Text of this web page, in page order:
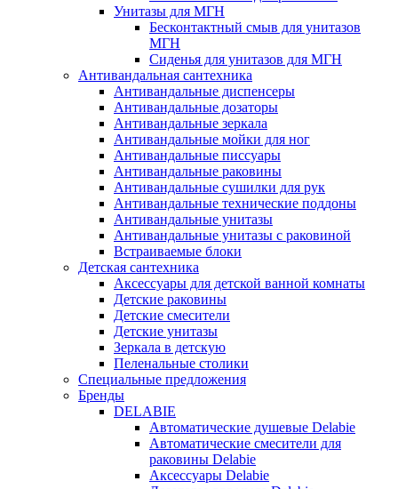
Унитазы для МГН
Бесконтактный смыв для унитазов
МГН
Сиденья для унитазов для МГН
Антивандальная сантехника
Антивандальные диспенсеры
Антивандальные дозаторы
Антивандальные зеркала
Антивандальные мойки для ног
Антивандальные писсуары
Антивандальные раковины
Антивандальные сушилки для рук
Антивандальные технические поддоны
Антивандальные унитазы
Антивандальные унитазы с раковиной
Встраиваемые блоки
Детская сантехника
Аксессуары для детской ванной комнаты
Детские раковины
Детские смесители
Детские унитазы
Зеркала в детскую
Пеленальные столики
Специальные предложения
Бренды
DELABIE
Автоматические душевые Delabie
Автоматические смесители для
раковины Delabie
Аксессуары Delabie